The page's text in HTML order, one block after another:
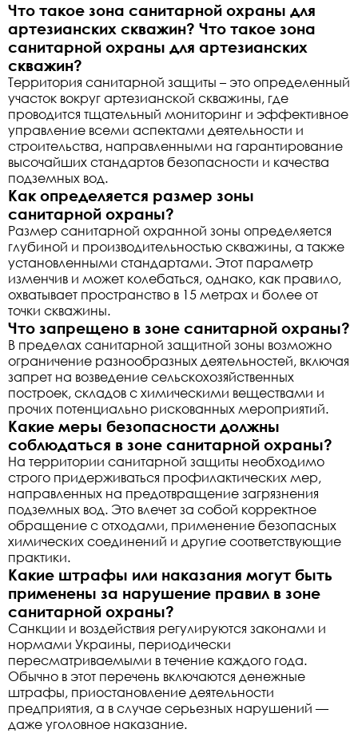
Что такое зона санитарной охраны для
артезианских скважин? Что такое зона
санитарной охраны для артезианских
скважин?
Территория санитарной защиты – это определенный
участок вокруг артезианской скважины, где
проводится тщательный мониторинг и эффективное
управление всеми аспектами деятельности и
строительства, направленными на гарантирование
высочайших стандартов безопасности и качества
подземных вод.
Как определяется размер зоны
санитарной охраны?
Размер санитарной охранной зоны определяется
глубиной и производительностью скважины, а также
установленными стандартами. Этот параметр
изменчив и может колебаться, однако, как правило,
охватывает пространство в 15 метрах и более от
точки скважины.
Что запрещено в зоне санитарной охраны?
В пределах санитарной защитной зоны возможно
ограничение разнообразных деятельностей, включая
запрет на возведение сельскохозяйственных
построек, складов с химическими веществами и
прочих потенциально рискованных мероприятий.
Какие меры безопасности должны
соблюдаться в зоне санитарной охраны?
На территории санитарной защиты необходимо
строго придерживаться профилактических мер,
направленных на предотвращение загрязнения
подземных вод. Это влечет за собой корректное
обращение с отходами, применение безопасных
химических соединений и другие соответствующие
практики.
Какие штрафы или наказания могут быть
применены за нарушение правил в зоне
санитарной охраны?
Санкции и воздействия регулируются законами и
нормами Украины, периодически
пересматриваемыми в течение каждого года.
Обычно в этот перечень включаются денежные
штрафы, приостановление деятельности
предприятия, а в случае серьезных нарушений —
даже уголовное наказание.